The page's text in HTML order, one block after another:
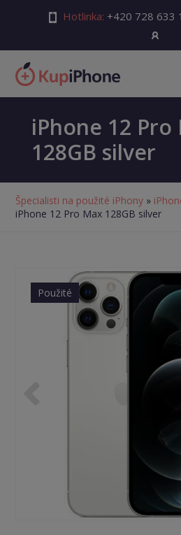
Hotlinka: +420 728 633
iPhone 12 Pro
128GB silver
Špecialisti na použité iPhony »
iPhone 12 Pro Max 128GB silver
Použité